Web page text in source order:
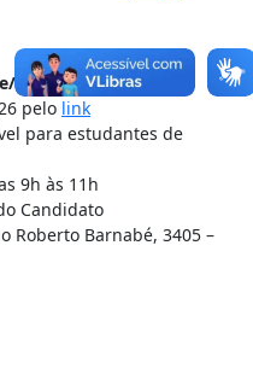
2026
pelo link
para estudantes de
9h às 11h
Candidato
Roberto Barnabé, 3405 –